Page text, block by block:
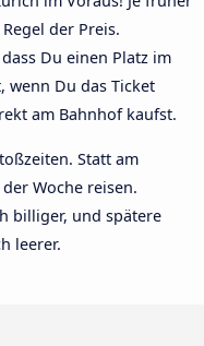
der Preis.
Du einen Platz im
wenn Du das Ticket
am Bahnhof kaufst.
Statt am
Woche reisen.
billiger, und spätere
leerer.